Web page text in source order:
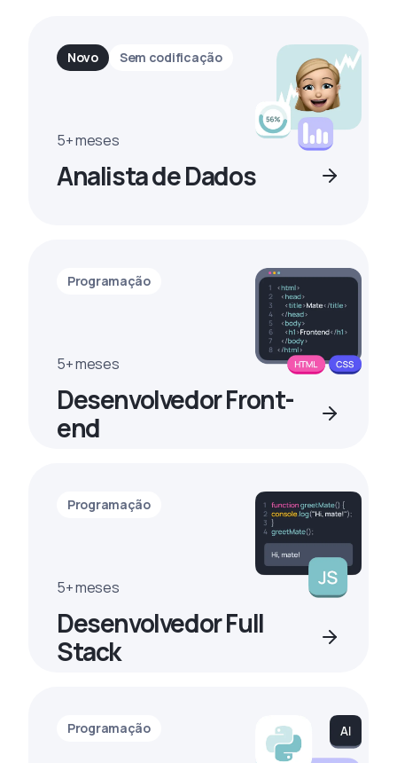
Novo Sem codificação
5+ meses
Analista de Dados
Programação
5+ meses
Desenvolvedor Front-
end
Programação
5+ meses
Desenvolvedor Full
Stack
Programação